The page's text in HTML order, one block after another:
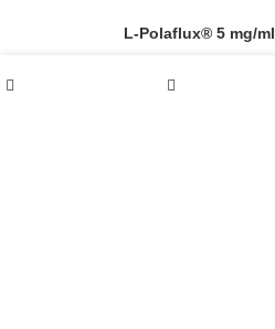
L-Polaflux® 5 mg/ml